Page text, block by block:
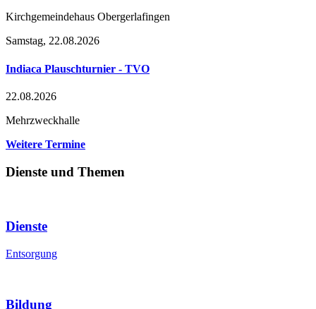
Kirchgemeindehaus Obergerlafingen
Samstag, 22.08.2026
Indiaca Plauschturnier - TVO
22.08.2026
Mehrzweckhalle
Weitere Termine
Dienste und Themen
Dienste
Entsorgung
Bildung